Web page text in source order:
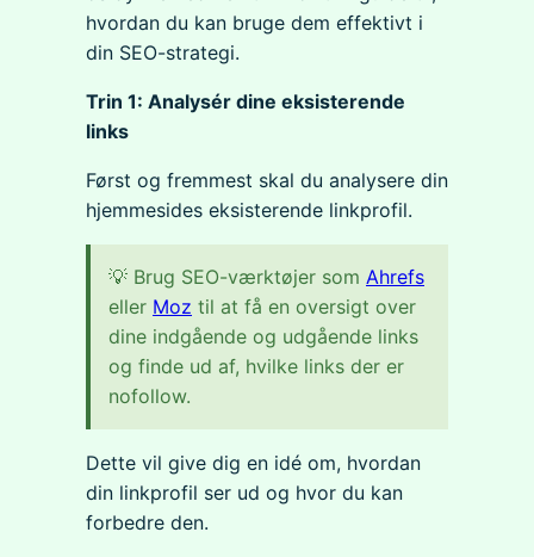
hvordan du kan bruge dem effektivt i
din SEO-strategi.
Trin 1: Analysér dine eksisterende
links
Først og fremmest skal du analysere din
hjemmesides eksisterende linkprofil.
💡 Brug SEO-værktøjer som Ahrefs
eller Moz til at få en oversigt over
dine indgående og udgående links
og finde ud af, hvilke links der er
nofollow.
Dette vil give dig en idé om, hvordan
din linkprofil ser ud og hvor du kan
forbedre den.